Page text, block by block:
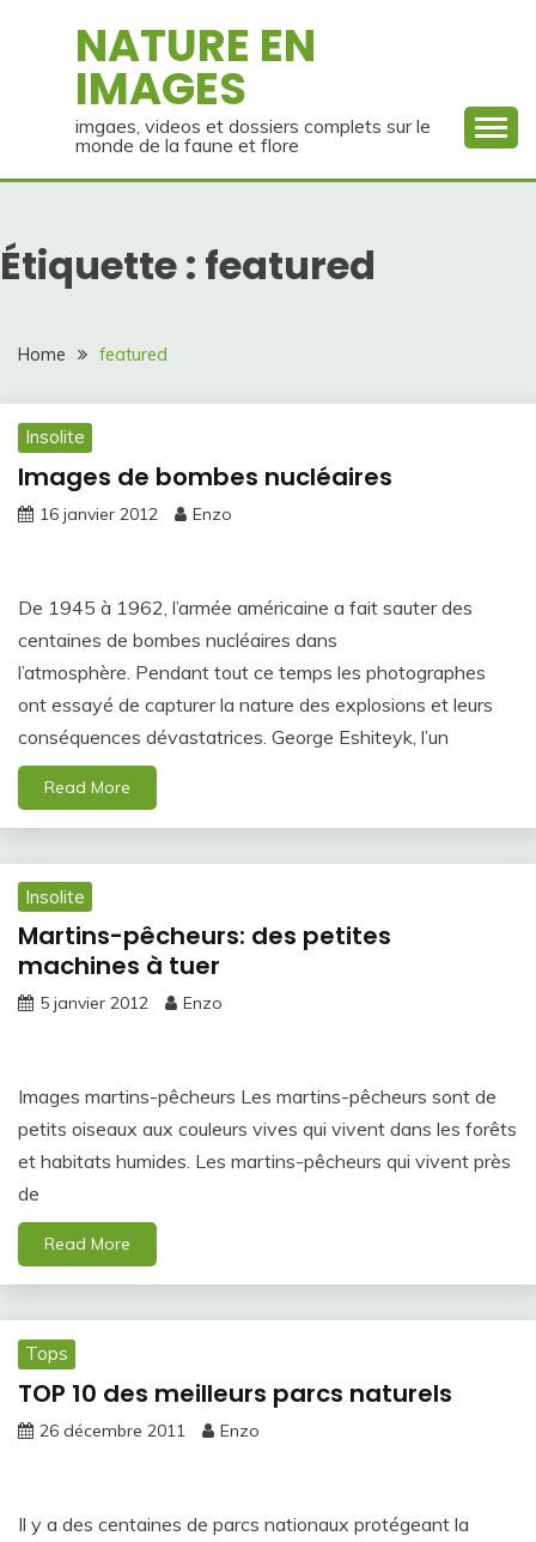
NATURE EN
IMAGES
imgaes, videos et dossiers complets sur le
monde de la faune et flore
Étiquette : featured
Home featured
Insolite
Images de bombes nucléaires
16 janvier 2012 Enzo
De 1945 à 1962, l’armée américaine a fait sauter des
centaines de bombes nucléaires dans
l’atmosphère. Pendant tout ce temps les photographes
ont essayé de capturer la nature des explosions et leurs
conséquences dévastatrices. George Eshiteyk, l’un
Read More
Insolite
Martins-pêcheurs: des petites
machines à tuer
5 janvier 2012 Enzo
Images martins-pêcheurs Les martins-pêcheurs sont de
petits oiseaux aux couleurs vives qui vivent dans les forêts
et habitats humides. Les martins-pêcheurs qui vivent près
de
Read More
Tops
TOP 10 des meilleurs parcs naturels
26 décembre 2011 Enzo
Il y a des centaines de parcs nationaux protégeant la